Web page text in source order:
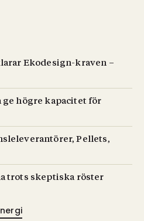
Ekodesign-kraven –
ge högre kapacitet för
Pellets,
trots skeptiska röster